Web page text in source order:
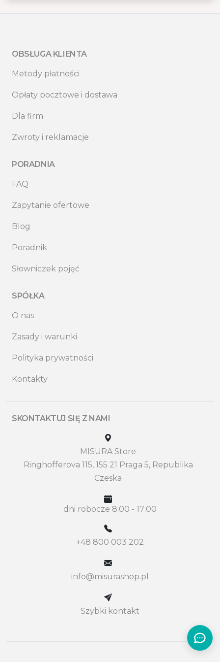
OBSŁUGA KLIENTA
Metody płatności
Opłaty pocztowe i dostawa
Dla firm
Zwroty i reklamacje
PORADNIA
FAQ
Zapytanie ofertowe
Blog
Poradnik
Słowniczek pojęć
SPÓŁKA
O nas
Zasady i warunki
Polityka prywatności
Kontakty
SKONTAKTUJ SIĘ Z NAMI
MISURA Store
Ringhofferova 115, 155 21 Praga 5, Republika
Czeska
dni robocze 8:00 - 17:00
+48 800 003 202
info@misurashop.pl
Szybki kontakt